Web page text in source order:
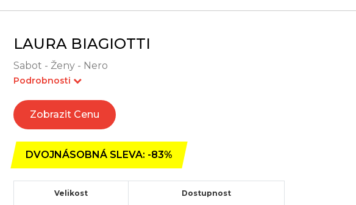
LAURA BIAGIOTTI
Sabot - Ženy - Nero
Podrobnosti
Zobrazit Cenu
DVOJNÁSOBNÁ SLEVA: -83%
Velikost Dostupnost